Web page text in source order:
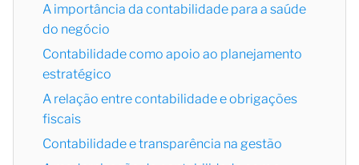
A importância da contabilidade para a saúde
do negócio
Contabilidade como apoio ao planejamento
estratégico
A relação entre contabilidade e obrigações
fiscais
Contabilidade e transparência na gestão